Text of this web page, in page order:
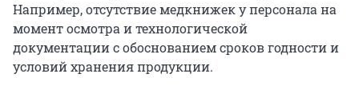
Например, отсутствие медкнижек у персонала на
момент осмотра и технологической
документации с обоснованием сроков годности и
условий хранения продукции.